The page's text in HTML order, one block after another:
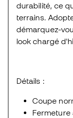
durabilité, ce
terrains.
démarquez-
look chargé
Détails :
Coupe
Fermeture